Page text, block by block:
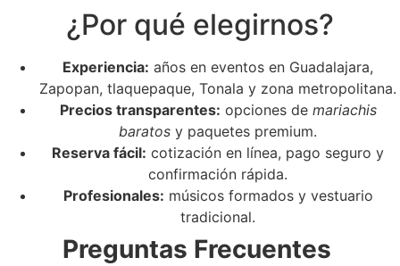
¿Por qué elegirnos?
Experiencia: años en eventos en Guadalajara,
Zapopan, tlaquepaque, Tonala y zona metropolitana.
Precios transparentes: opciones de mariachis
baratos y paquetes premium.
Reserva fácil: cotización en línea, pago seguro y
confirmación rápida.
Profesionales: músicos formados y vestuario
tradicional.
Preguntas Frecuentes